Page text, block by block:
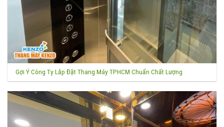
Gợi Ý Công Ty Lắp Đặt Thang Máy TPHCM Chuẩn Chất Lượng